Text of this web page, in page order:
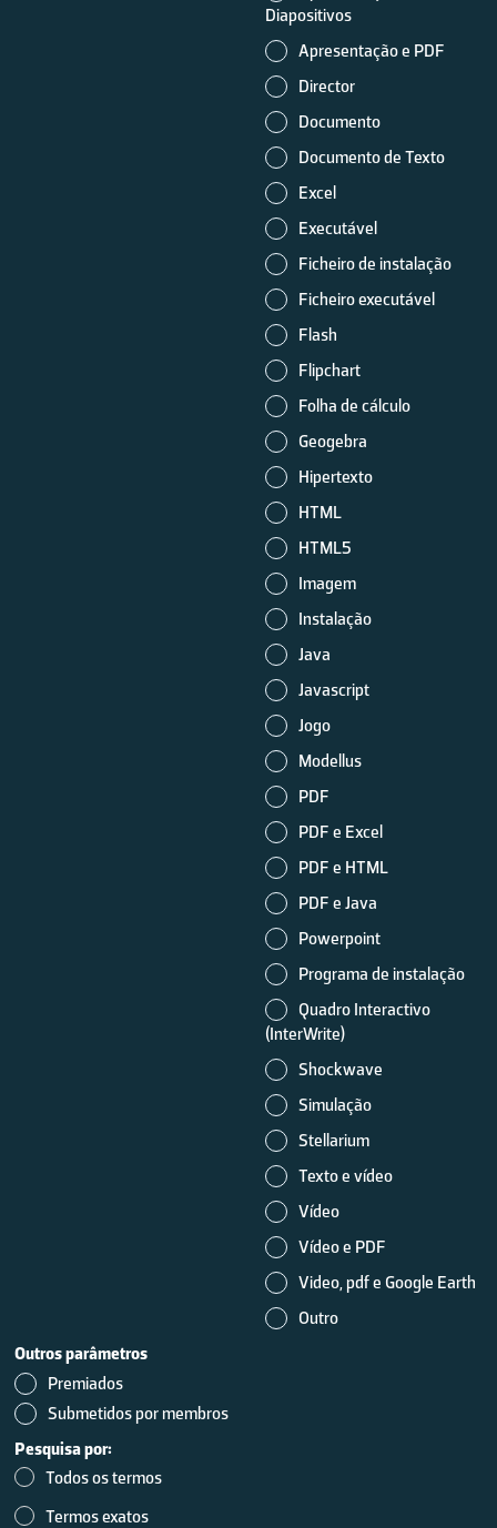
Diapositivos
Apresentação e PDF
Director
Documento
Documento de Texto
Excel
Executável
Ficheiro de instalação
Ficheiro executável
Flash
Flipchart
Folha de cálculo
Geogebra
Hipertexto
HTML
HTML5
Imagem
Instalação
Java
Javascript
Jogo
Modellus
PDF
PDF e Excel
PDF e HTML
PDF e Java
Powerpoint
Programa de instalação
Quadro Interactivo
(InterWrite)
Shockwave
Simulação
Stellarium
Texto e vídeo
Vídeo
Vídeo e PDF
Video, pdf e Google Earth
Outro
Outros parâmetros
Premiados
Submetidos por membros
Pesquisa por:
Todos os termos
Termos exatos